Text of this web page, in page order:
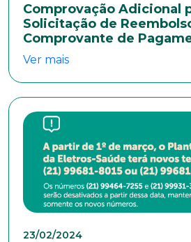
Comprovação Adicional
Solicitação de
Comprovante de
Ver mais
23/02/2024
Naturalidade
Idade
Estado Civil
Escolaridade